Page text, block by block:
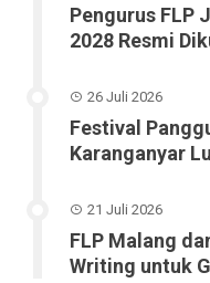
Pengurus FLP
2028 Resmi
26 Juli 2026
Festival
Karanganyar
21 Juli 2026
FLP Malang
Writing untuk